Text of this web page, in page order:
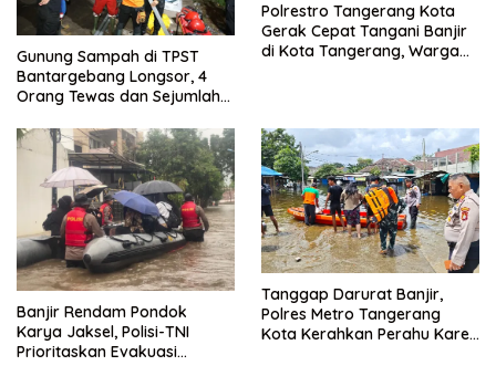
Gunung Sampah di TPST
Bantargebang Longsor, 4
Orang Tewas dan Sejumlah
Polrestro Tangerang Kota
Gerak Cepat Tangani Banjir
di Kota Tangerang, Warga
Banjir Rendam Pondok
Karya Jaksel, Polisi-TNI
Prioritaskan Evakuasi
Tanggap Darurat Banjir,
Polres Metro Tangerang
Kota Kerahkan Perahu Karet